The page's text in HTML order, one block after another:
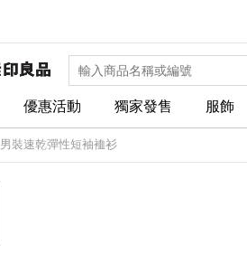
優惠活動 獨家發售 服飾
男裝速乾彈性短袖裇衫